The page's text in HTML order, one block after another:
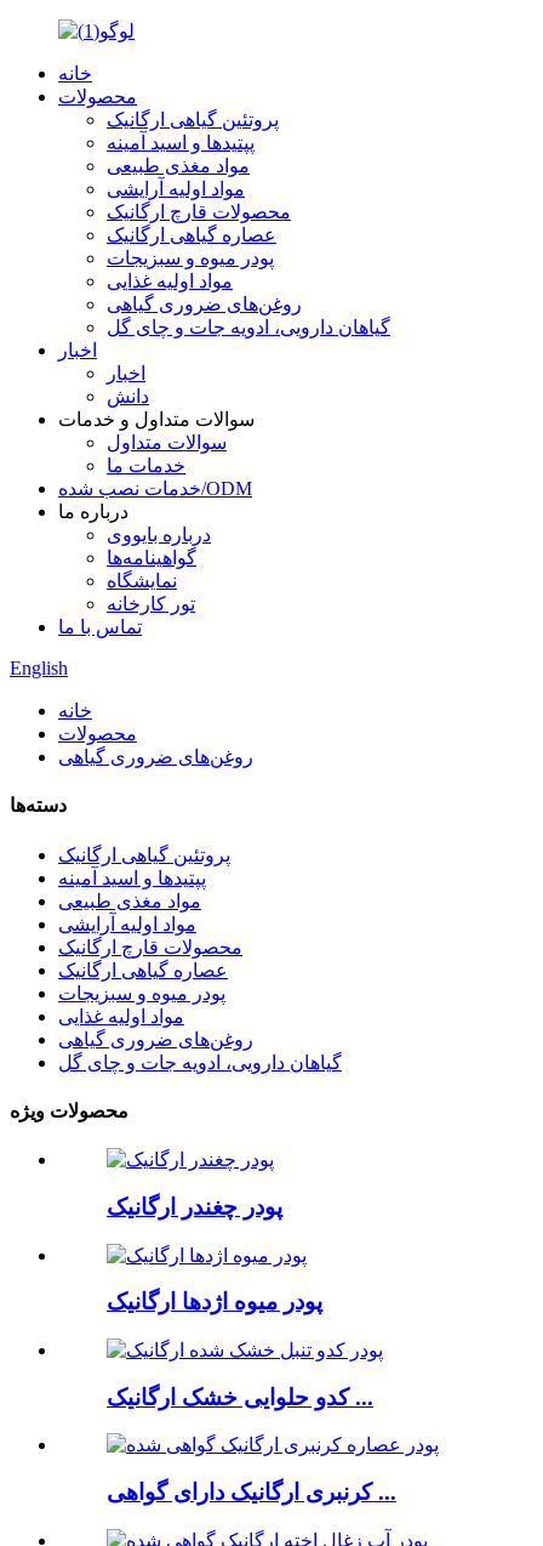
خانه
محصولات
پروتئین گیاهی ارگانیک
پپتیدها و اسید آمینه
مواد مغذی طبیعی
مواد اولیه آرایشی
محصولات قارچ ارگانیک
عصاره گیاهی ارگانیک
پودر میوه و سبزیجات
مواد اولیه غذایی
روغن‌های ضروری گیاهی
گیاهان دارویی، ادویه جات و چای گل
اخبار
اخبار
دانش
سوالات متداول و خدمات
سوالات متداول
خدمات ما
خدمات نصب شده/ODM
درباره ما
درباره بایووی
گواهینامه‌ها
نمایشگاه
تور کارخانه
تماس با ما
English
خانه
محصولات
روغن‌های ضروری گیاهی
دسته‌ها
پروتئین گیاهی ارگانیک
پپتیدها و اسید آمینه
مواد مغذی طبیعی
مواد اولیه آرایشی
محصولات قارچ ارگانیک
عصاره گیاهی ارگانیک
پودر میوه و سبزیجات
مواد اولیه غذایی
روغن‌های ضروری گیاهی
گیاهان دارویی، ادویه جات و چای گل
محصولات ویژه
پودر چغندر ارگانیک
پودر میوه اژدها ارگانیک
کدو حلوایی خشک ارگانیک ...
کرنبری ارگانیک دارای گواهی ...